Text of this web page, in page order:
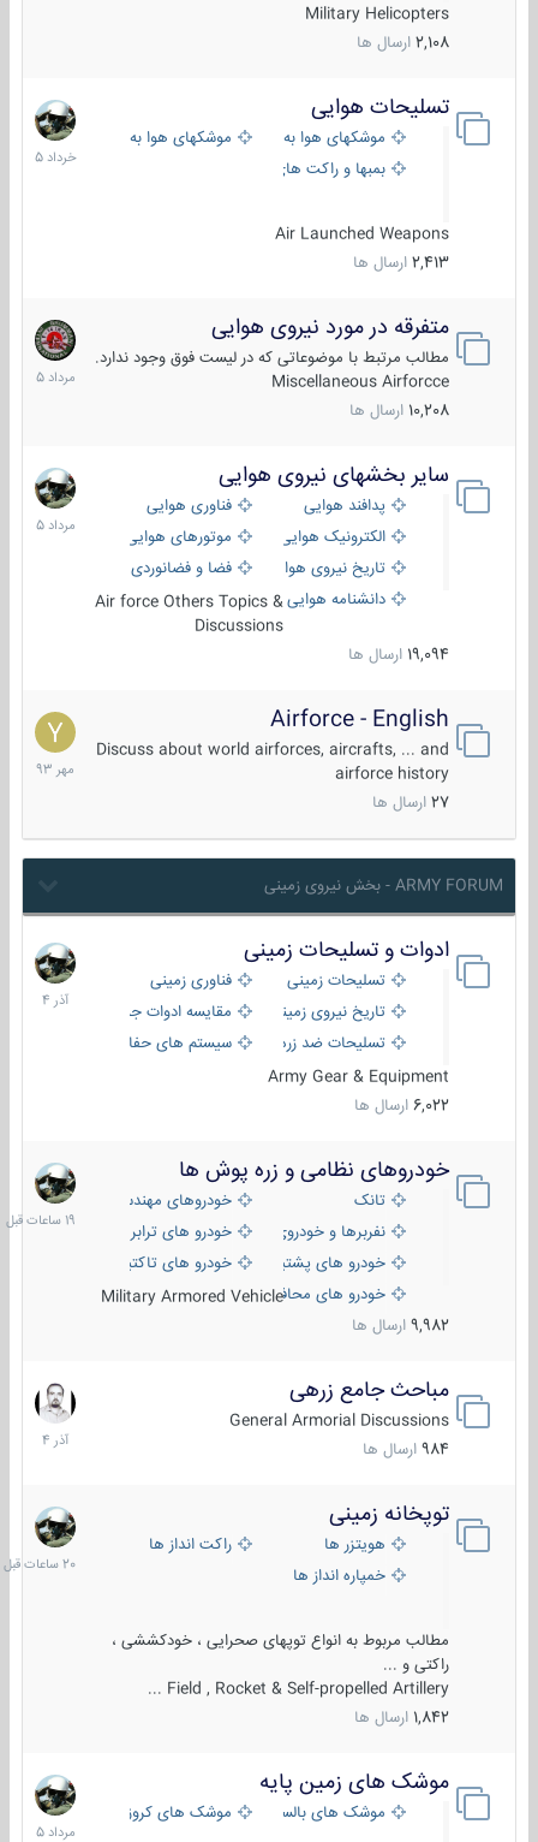
Military Helicopters
2,108 ارسال ها
تسلیحات هوایی
موشکهای هوا به هوا
موشکهای هوا به سطح
بمبها و راکت های هوایی
Air Launched Weapons
2,413 ارسال ها
30
خرداد
1405
متفرقه در مورد نیروی هوایی
مطالب مرتبط با موضوعاتی که در لیست فوق وجود ندارد.
Miscellaneous Airforcce
10,208 ارسال ها
7
مرداد
1405
سایر بخشهای نیروی هوایی
پدافند هوایی
فناوری هوایی
الکترونیک هوایی
موتورهای هوایی
تاریخ نیروی هوایی
فضا و فضانوردی
دانشنامه هواییAir force Others Topics &
Discussions
19,094 ارسال ها
2
مرداد
1405
Airforce - English
Discuss about world airforces, aircrafts, ... and
airforce history
27 ارسال ها
15
مهر
1393
ARMY FORUM - بخش نیروی زمینی
ادوات و تسلیحات زمینی
تسلیحات زمینی
فناوری زمینی
تاریخ نیروی زمینی
مقایسه ادوات جنگی
تسلیحات ضد زره
سیستم های حفاظت فعال
Army Gear & Equipment
6,022 ارسال ها
21
آذر
1404
خودروهای نظامی و زره پوش ها
تانک
خودروهای مهندسی
نفربرها و خودروی های رزمی پیاده نظام
خودرو های ترابری نظامی
خودرو های پشتیبانی آتش ، شناسایی و ضد تانک
خودرو های تاکتیکی نظامی
خودرو های محافظت شدهMilitary Armored Vehicle
9,982 ارسال ها
19
ساعات
قبل
مباحث جامع زرهی
General Armorial Discussions
984 ارسال ها
7
آذر
1404
توپخانه زمینی
هویتزر ها
راکت انداز ها
خمپاره انداز ها
مطالب مربوط به انواع توپهای صحرایی ، خودکششی ،
راکتی و ...
Field , Rocket & Self-propelled Artillery ...
1,842 ارسال ها
20
ساعات
قبل
موشک های زمین پایه
موشک های بالستیک موشک های کروز
2
مرداد
1405